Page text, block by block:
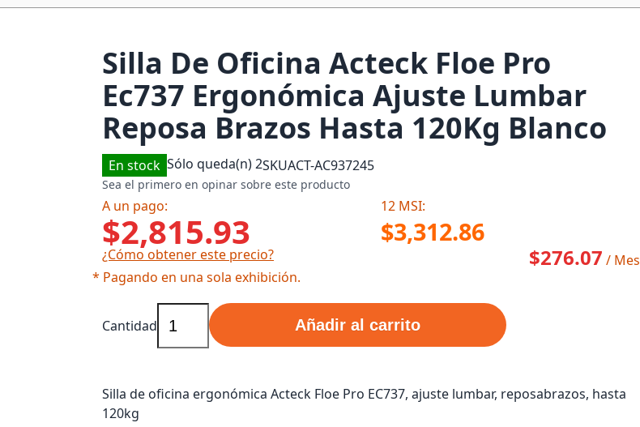
Silla De Oficina Acteck Floe Pro
Ec737 Ergonómica Ajuste Lumbar
Reposa Brazos Hasta 120Kg Blanco
En stock Sólo queda(n)2SKUACT-AC937245
Sea el primero en opinar sobre este producto
A un pago: 12 MSI:
$2,815.93 $3,312.86
¿Cómo obtener este precio?
* Pagando en una sola exhibición.
$276.07 / Mes
Cantidad Añadir al carrito
Silla de oficina ergonómica Acteck Floe Pro EC737, ajuste lumbar, reposabrazos, hasta
120kg